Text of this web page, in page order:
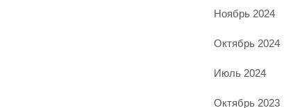
Ноябрь 2024
Октябрь 2024
Июль 2024
Октябрь 2023